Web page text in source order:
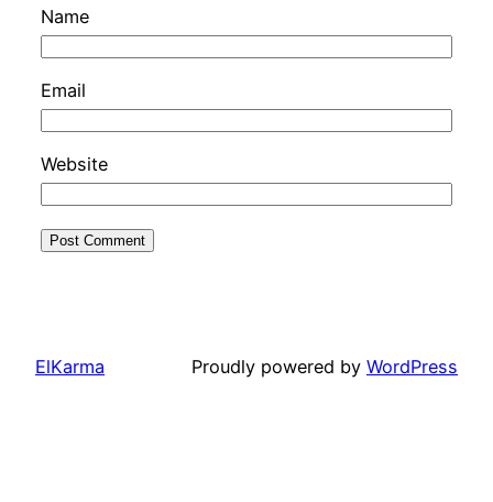
Name
Email
Website
ElKarma Proudly powered by WordPress